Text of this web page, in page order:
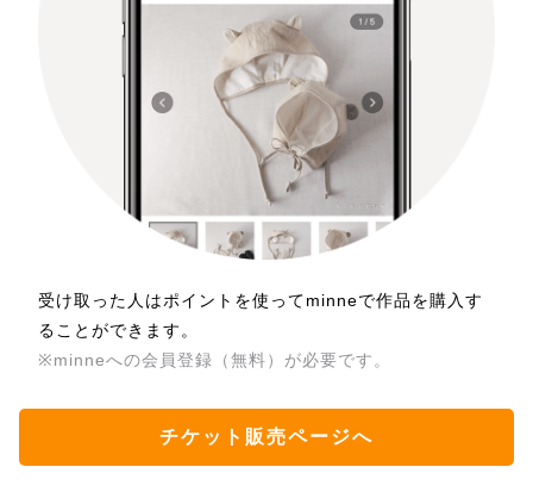
受け取った人はポイントを使ってminneで作品を購入す
ることができます。
※minneへの会員登録（無料）が必要です。
チケット販売ページへ